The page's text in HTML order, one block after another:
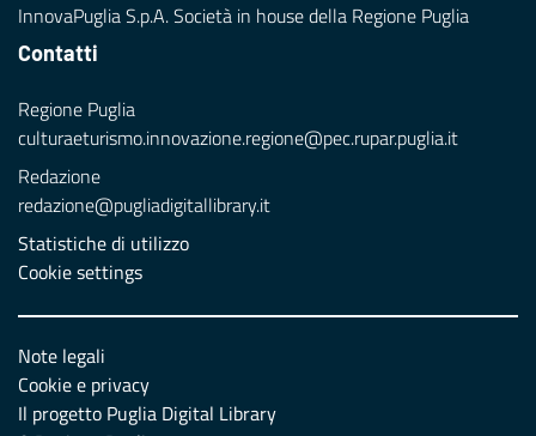
InnovaPuglia S.p.A. Società in house della Regione Puglia
Contatti
Regione Puglia
culturaeturismo.innovazione.regione@pec.rupar.puglia.it
Redazione
redazione@pugliadigitallibrary.it
Statistiche di utilizzo
Cookie settings
Note legali
Cookie e privacy
Il progetto Puglia Digital Library